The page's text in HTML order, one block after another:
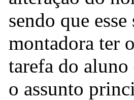
sendo que
montadora ter
tarefa do
o assunto